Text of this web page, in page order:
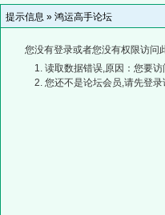
提示信息 » 鸿运高手论坛
您没有登录或者您没有权限访问
读取数据错误,原因：您要
您还不是论坛会员,请先登录